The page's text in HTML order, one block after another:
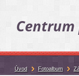
Centrum
Úvod Fotoalbum